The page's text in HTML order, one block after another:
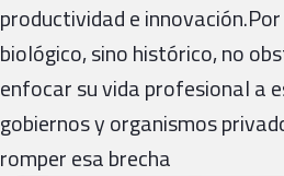
productividad e
biológico, sino histórico, no
enfocar su vida profesional a
gobiernos y organismos
romper esa brecha